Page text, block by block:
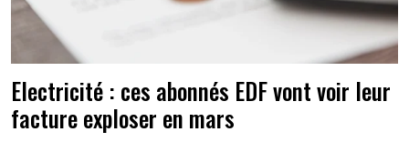
Electricité : ces abonnés EDF vont voir leur
facture exploser en mars